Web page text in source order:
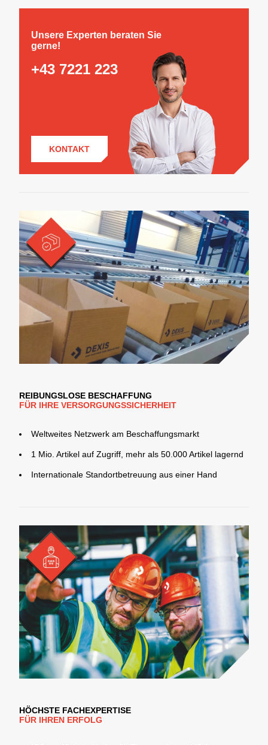
Unsere Experten beraten Sie
gerne!
+43 7221 223
KONTAKT
REIBUNGSLOSE BESCHAFFUNG
FÜR IHRE VERSORGUNGSSICHERHEIT
Weltweites Netzwerk am Beschaffungsmarkt
1 Mio. Artikel auf Zugriff, mehr als 50.000 Artikel lagernd
Internationale Standortbetreuung aus einer Hand
HÖCHSTE FACHEXPERTISE
FÜR IHREN ERFOLG